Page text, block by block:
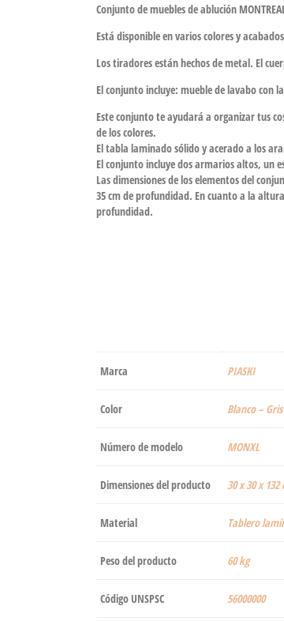
Conjunto de muebles de ablución
Está disponible en varios colores y
Los tiradores están hechos de metal. El
El conjunto incluye: mueble de lavabo con
Este conjunto te ayudará a organizar tus
de los colores.
El tabla laminado sólido y acerado a los
El conjunto incluye dos armarios altos, un
Las dimensiones de los elementos del
35 cm de profundidad. En cuanto a la
profundidad.
Marca ‎PIASKI
Color Blanco –
Número de modelo ‎MONXL
Dimensiones del producto ‎30 x 30 x
Material ‎Tablero
Peso del producto ‎60 kg
Código UNSPSC 56000000